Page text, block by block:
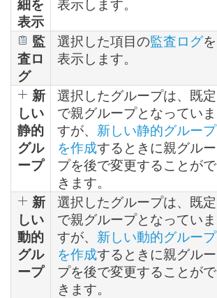
細を
表示
表示します。
監
査ロ
グ
選択した項目の監査ログを
表示します。
新
しい
静的
グル
ープ
選択したグループは、既定
で親グループとなっていま
すが、 新しい静的グループ
を作成するときに親グルー
プを後で変更することがで
きます。
新
しい
動的
グル
ープ
選択したグループは、既定
で親グループとなっていま
すが、 新しい動的グループ
を作成するときに親グルー
プを後で変更することがで
きます。